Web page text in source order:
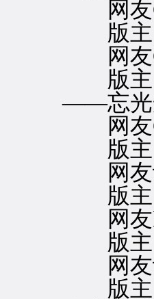
网友G
版主
网友G
版主
——忘光
网友G
版主：
网友
版主
网友H
版主
网友
版主：